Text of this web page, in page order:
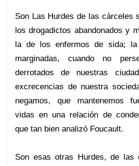
Son Las Hurdes de las cárceles
los drogadictos abandonados y
la de los enfermos de sida;
marginadas, cuando no
derrotados de nuestras
excrecencias de nuestra
negamos, que mantenemos
vidas en una relación de
que tan bien analizó Foucault.
Son esas otras Hurdes, de las